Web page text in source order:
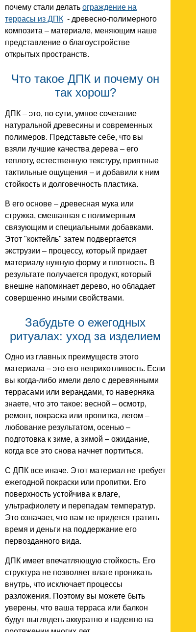
почему стали делать ограждение на
террасы из ДПК - древесно-полимерного
композита – материале, меняющим наше
представление о благоустройстве
открытых пространств.
Что такое ДПК и почему он
так хорош?
ДПК – это, по сути, умное сочетание
натуральной древесины и современных
полимеров. Представьте себе, что вы
взяли лучшие качества дерева – его
теплоту, естественную текстуру, приятные
тактильные ощущения – и добавили к ним
стойкость и долговечность пластика.
В его основе – древесная мука или
стружка, смешанная с полимерным
связующим и специальными добавками.
Этот "коктейль" затем подвергается
экструзии – процессу, который придает
материалу нужную форму и плотность. В
результате получается продукт, который
внешне напоминает дерево, но обладает
совершенно иными свойствами.
Забудьте о ежегодных
ритуалах: уход за изделием
Одно из главных преимуществ этого
материала – это его неприхотливость. Если
вы когда-либо имели дело с деревянными
террасами или верандами, то наверняка
знаете, что это такое: весной – осмотр,
ремонт, покраска или пропитка, летом –
любование результатом, осенью –
подготовка к зиме, а зимой – ожидание,
когда все это снова начнет портиться.
С ДПК все иначе. Этот материал не требует
ежегодной покраски или пропитки. Его
поверхность устойчива к влаге,
ультрафиолету и перепадам температур.
Это означает, что вам не придется тратить
время и деньги на поддержание его
первозданного вида.
ДПК имеет впечатляющую стойкость. Его
структура не позволяет влаге проникать
внутрь, что исключает процессы
разложения. Поэтому вы можете быть
уверены, что ваша терраса или балкон
будут выглядеть аккуратно и надежно на